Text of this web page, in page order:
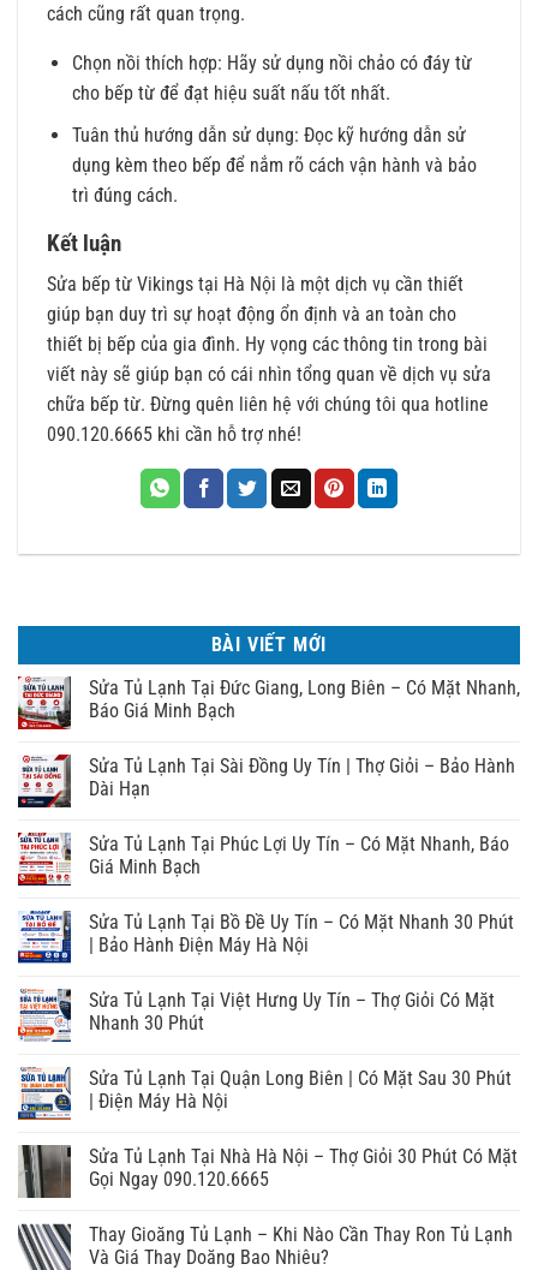
cách cũng rất quan trọng.
Chọn nồi thích hợp: Hãy sử dụng nồi chảo có đáy từ
cho bếp từ để đạt hiệu suất nấu tốt nhất.
Tuân thủ hướng dẫn sử dụng: Đọc kỹ hướng dẫn sử
dụng kèm theo bếp để nắm rõ cách vận hành và bảo
trì đúng cách.
Kết luận
Sửa bếp từ Vikings tại Hà Nội là một dịch vụ cần thiết
giúp bạn duy trì sự hoạt động ổn định và an toàn cho
thiết bị bếp của gia đình. Hy vọng các thông tin trong bài
viết này sẽ giúp bạn có cái nhìn tổng quan về dịch vụ sửa
chữa bếp từ. Đừng quên liên hệ với chúng tôi qua hotline
090.120.6665 khi cần hỗ trợ nhé!
BÀI VIẾT MỚI
Sửa Tủ Lạnh Tại Đức Giang, Long Biên – Có Mặt Nhanh,
Báo Giá Minh Bạch
Sửa Tủ Lạnh Tại Sài Đồng Uy Tín | Thợ Giỏi – Bảo Hành
Dài Hạn
Sửa Tủ Lạnh Tại Phúc Lợi Uy Tín – Có Mặt Nhanh, Báo
Giá Minh Bạch
Sửa Tủ Lạnh Tại Bồ Đề Uy Tín – Có Mặt Nhanh 30 Phút
| Bảo Hành Điện Máy Hà Nội
Sửa Tủ Lạnh Tại Việt Hưng Uy Tín – Thợ Giỏi Có Mặt
Nhanh 30 Phút
Sửa Tủ Lạnh Tại Quận Long Biên | Có Mặt Sau 30 Phút
| Điện Máy Hà Nội
Sửa Tủ Lạnh Tại Nhà Hà Nội – Thợ Giỏi 30 Phút Có Mặt
Gọi Ngay 090.120.6665
Thay Gioăng Tủ Lạnh – Khi Nào Cần Thay Ron Tủ Lạnh
Và Giá Thay Doăng Bao Nhiêu?